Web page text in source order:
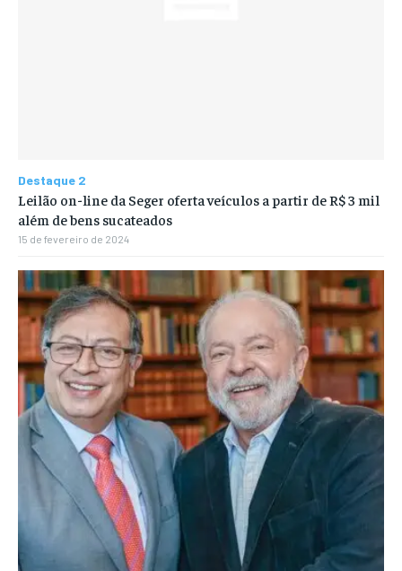
Destaque 2
Leilão on-line da Seger oferta veículos a partir de R$ 3 mil
além de bens sucateados
15 de fevereiro de 2024